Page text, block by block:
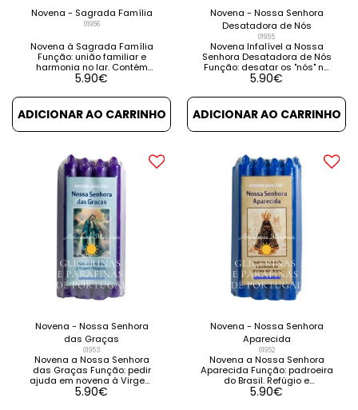
Novena - Sagrada Família
01956
Novena à Sagrada Família
Função: união familiar e
harmonia no lar. Contém
instruções e orações. VER
RELACIONADOS
5.90€
ADICIONAR AO CARRINHO
Novena - Nossa Senhora
Desatadora de Nós
01955
Novena Infalível a Nossa
Senhora Desatadora de Nós
Função: desatar os "nós" na
vida, todos males e aflições.
orações. VER DETALHES VER
PRODUTOS RELACIONADOS
5.90€
ADICIONAR AO CARRINHO
Novena - Nossa Senhora
das Graças
01953
Novena a Nossa Senhora
das Graças Função: pedir
ajuda em novena à Virgem
Milagrosa. Contém
5.90€
Novena - Nossa Senhora
Aparecida
01952
Novena a Nossa Senhora
Aparecida Função: padroeira
do Brasil. Refúgio e
consolação dos aflitos em
5.90€